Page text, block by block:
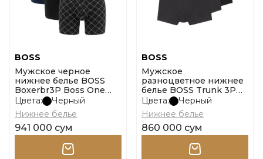
BOSS
Мужское черное
нижнее белье BOSS
Boxerbr3P Boss One
размер l
Цвета:
Черный
Нижнее белье
941 000 сум
BOSS
Мужское
разноцветное нижнее
белье BOSS Trunk 3P
Power Desig размер m
Цвета:
Черный
Нижнее белье
860 000 сум